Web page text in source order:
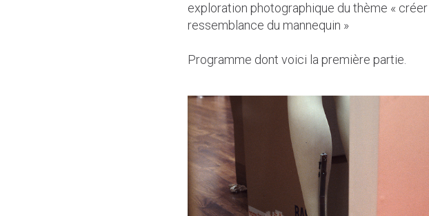
exploration photographique du thème «
ressemblance du mannequin »
Programme dont voici la première partie.